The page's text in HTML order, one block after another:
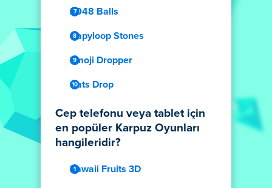
2048 Balls
Capyloop Stones
Emoji Dropper
Cats Drop
Cep telefonu veya tablet için
en popüler Karpuz Oyunları
hangileridir?
Kawaii Fruits 3D